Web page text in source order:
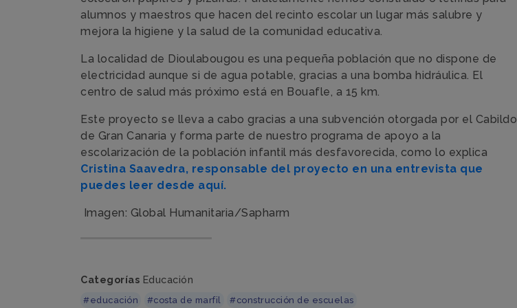
alumnos y maestros que hacen del recinto escolar un lugar más salubre y
mejora la higiene y la salud de la comunidad educativa.
La localidad de Dioulabougou es una pequeña población que no dispone de
electricidad aunque si de agua potable, gracias a una bomba hidráulica. El
centro de salud más próximo está en Bouafle, a 15 km.
Este proyecto se lleva a cabo gracias a una subvención otorgada por el Cabildo
de Gran Canaria y forma parte de nuestro programa de apoyo a la
escolarización de la población infantil más desfavorecida, como lo explica
Cristina Saavedra, responsable del proyecto en una entrevista que
puedes leer desde aquí.
Imagen: Global Humanitaria/Sapharm
Categorías Educación
#educación #costa de marfil #construcción de escuelas